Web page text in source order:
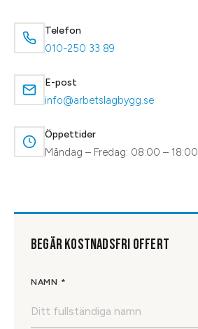
Telefon
010-250 33 89
E-post
info@arbetslagbygg.se
Öppettider
Måndag – Fredag: 08:00 – 18:00
BEGÄR KOSTNADSFRI OFFERT
NAMN *